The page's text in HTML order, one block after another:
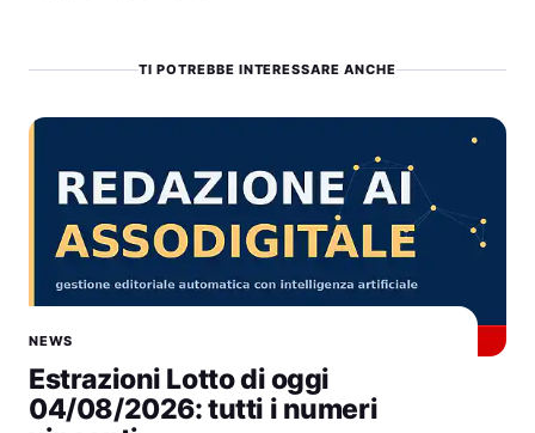
TI POTREBBE INTERESSARE ANCHE
NEWS
Estrazioni Lotto di oggi
04/08/2026: tutti i numeri